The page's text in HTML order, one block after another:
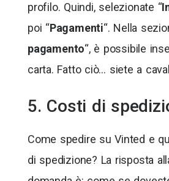
profilo. Quindi, selezionate “
poi “Pagamenti“. Nella
pagamento“, è possibile
carta. Fatto ciò… siete a
5. Costi di
Come spedire su Vinted e
di spedizione? La risposta